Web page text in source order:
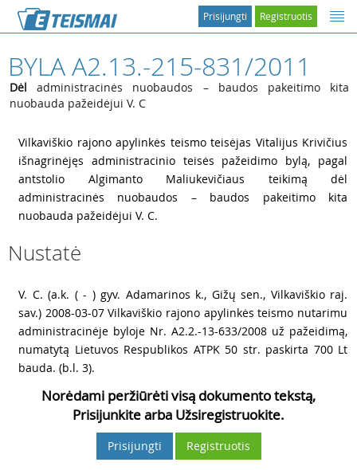
Registruotis
Prisijungti
BYLA A2.13.-215-831/2011
Dėl administracinės nuobaudos – baudos pakeitimo kita
nuobauda pažeidėjui V. C
Vilkaviškio rajono apylinkės teismo teisėjas Vitalijus Krivičius
išnagrinėjęs administracinio teisės pažeidimo bylą, pagal
antstolio Algimanto Maliukevičiaus teikimą dėl
administracinės nuobaudos – baudos pakeitimo kita
nuobauda pažeidėjui V. C.
Nustatė
V. C. (a.k. ( - ) gyv. Adamarinos k., Gižų sen., Vilkaviškio raj.
sav.) 2008-03-07 Vilkaviškio rajono apylinkės teismo nutarimu
administracinėje byloje Nr. A2.2.-13-633/2008 už pažeidimą,
numatytą Lietuvos Respublikos ATPK 50 str. paskirta 700 Lt
bauda. (b.l. 3).
Norėdami peržiūrėti visą dokumento tekstą,
Prisijunkite arba Užsiregistruokite.
Prisijungti Registruotis